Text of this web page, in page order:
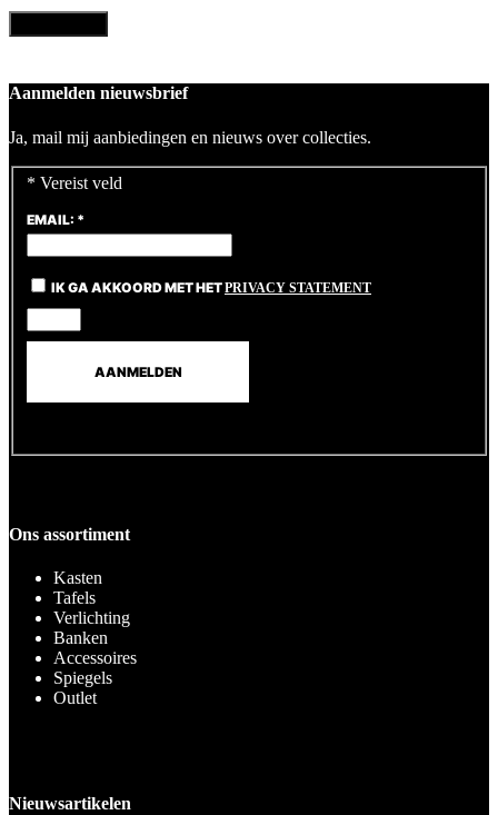
Aanmelden nieuwsbrief
Ja, mail mij aanbiedingen en nieuws over collecties.
* Vereist veld
EMAIL: *
IK GA AKKOORD MET HETPRIVACY STATEMENT
Ons assortiment
Kasten
Tafels
Verlichting
Banken
Accessoires
Spiegels
Outlet
Nieuwsartikelen